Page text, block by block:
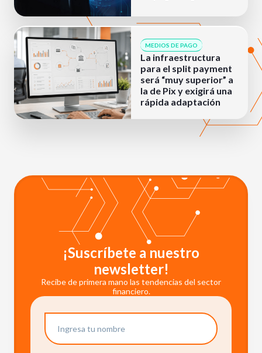
MEDIOS DE PAGO
La infraestructura
para el split payment
será “muy superior” a
la de Pix y exigirá una
rápida adaptación
¡Suscríbete a nuestro
newsletter!
Recibe de primera mano las tendencias del sector
financiero.